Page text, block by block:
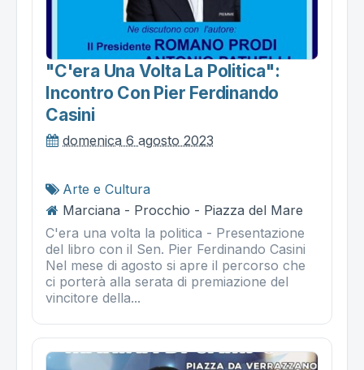
"c'era Una Volta La Politica":
Incontro Con Pier Ferdinando
Casini
domenica 6 agosto 2023
Arte e Cultura
Marciana - Procchio - Piazza del Mare
C'era una volta la politica - Presentazione
del libro con il Sen. Pier Ferdinando Casini
Nel mese di agosto si apre il percorso che
ci porterà alla serata di premiazione del
vincitore della...